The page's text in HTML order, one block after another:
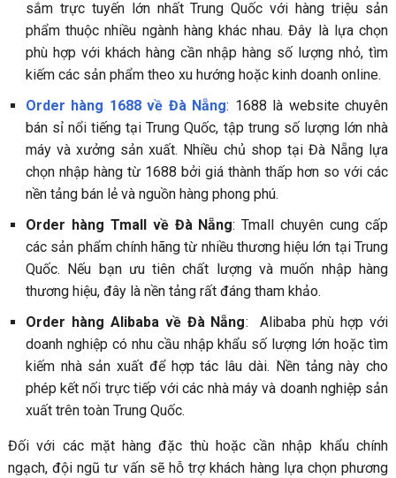
sắm trực tuyến lớn nhất Trung Quốc với hàng triệu sản
phẩm thuộc nhiều ngành hàng khác nhau. Đây là lựa chọn
phù hợp với khách hàng cần nhập hàng số lượng nhỏ, tìm
kiếm các sản phẩm theo xu hướng hoặc kinh doanh online.
Order hàng 1688 về Đà Nẵng: 1688 là website chuyên
bán sỉ nổi tiếng tại Trung Quốc, tập trung số lượng lớn nhà
máy và xưởng sản xuất. Nhiều chủ shop tại Đà Nẵng lựa
chọn nhập hàng từ 1688 bởi giá thành thấp hơn so với các
nền tảng bán lẻ và nguồn hàng phong phú.
Order hàng Tmall về Đà Nẵng: Tmall chuyên cung cấp
các sản phẩm chính hãng từ nhiều thương hiệu lớn tại Trung
Quốc. Nếu bạn ưu tiên chất lượng và muốn nhập hàng
thương hiệu, đây là nền tảng rất đáng tham khảo.
Order hàng Alibaba về Đà Nẵng: Alibaba phù hợp với
doanh nghiệp có nhu cầu nhập khẩu số lượng lớn hoặc tìm
kiếm nhà sản xuất để hợp tác lâu dài. Nền tảng này cho
phép kết nối trực tiếp với các nhà máy và doanh nghiệp sản
xuất trên toàn Trung Quốc.
Đối với các mặt hàng đặc thù hoặc cần nhập khẩu chính
ngạch, đội ngũ tư vấn sẽ hỗ trợ khách hàng lựa chọn phương